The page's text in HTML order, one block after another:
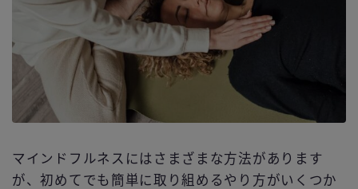
マインドフルネスにはさまざまな方法があります
が、初めてでも簡単に取り組めるやり方がいくつか